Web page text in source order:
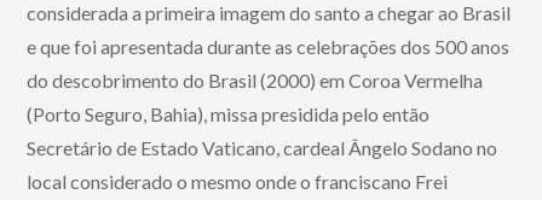
considerada a primeira imagem do santo a chegar ao Brasil
e que foi apresentada durante as celebrações dos 500 anos
do descobrimento do Brasil (2000) em Coroa Vermelha
(Porto Seguro, Bahia), missa presidida pelo então
Secretário de Estado Vaticano, cardeal Ângelo Sodano no
local considerado o mesmo onde o franciscano Frei